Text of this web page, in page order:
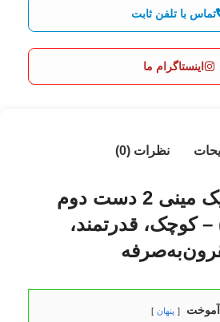
تماس با تلفن ثابت
اینستاگرام ما
نظرات (0)
فروش مویک مینی 2 دست دوم
– کوچک، قدرتمند،
آموخت پنهان